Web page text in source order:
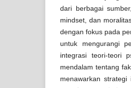
dari berbagai
mindset, dan
dengan fokus pada
untuk mengurangi
integrasi teori-teori
mendalam tentang
menawarkan